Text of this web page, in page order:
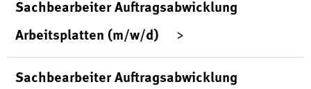
Sachbearbeiter Auftragsabwicklung
Arbeitsplatten (m/w/d)
Sachbearbeiter Auftragsabwicklung